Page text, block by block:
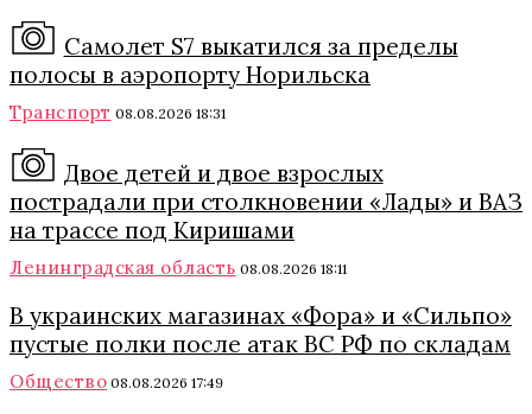
Самолет S7 выкатился за пределы
полосы в аэропорту Норильска
Транспорт 08.08.2026 18:31
Двое детей и двое взрослых
пострадали при столкновении «Лады» и ВАЗ
на трассе под Киришами
Ленинградская область 08.08.2026 18:11
В украинских магазинах «Фора» и «Сильпо»
пустые полки после атак ВС РФ по складам
Общество 08.08.2026 17:49